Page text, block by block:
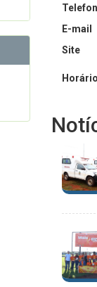
E-mail
Site